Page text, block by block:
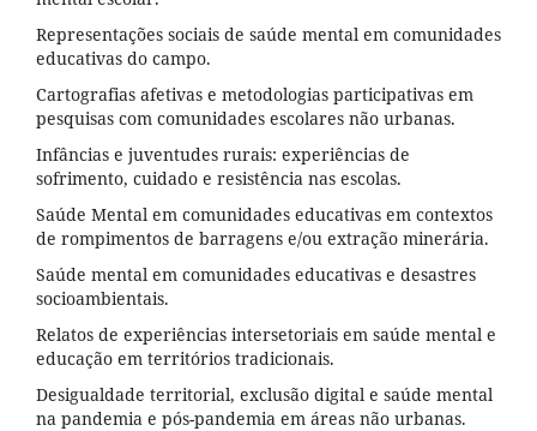
Representações sociais de saúde mental em comunidades
educativas do campo.
Cartografias afetivas e metodologias participativas em
pesquisas com comunidades escolares não urbanas.
Infâncias e juventudes rurais: experiências de
sofrimento, cuidado e resistência nas escolas.
Saúde Mental em comunidades educativas em contextos
de rompimentos de barragens e/ou extração minerária.
Saúde mental em comunidades educativas e desastres
socioambientais.
Relatos de experiências intersetoriais em saúde mental e
educação em territórios tradicionais.
Desigualdade territorial, exclusão digital e saúde mental
na pandemia e pós-pandemia em áreas não urbanas.